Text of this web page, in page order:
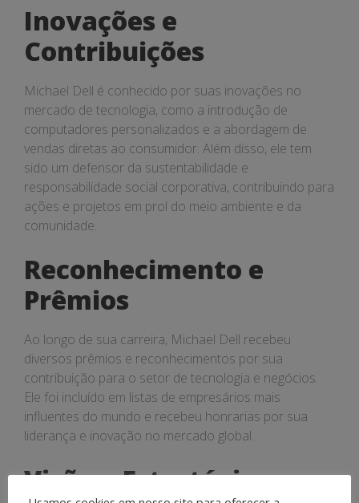
Inovações e
Contribuições
Michael Dell é conhecido por suas inovações no
mercado de tecnologia, como a introdução de
computadores personalizados e a abordagem de
vendas diretas ao consumidor. Além disso, ele tem
sido um defensor da sustentabilidade e
responsabilidade social corporativa, contribuindo para
ações e projetos em prol do meio ambiente e da
comunidade.
Reconhecimento e
Prêmios
Ao longo de sua carreira, Michael Dell recebeu
diversos prêmios e reconhecimentos por sua
contribuição para o setor de tecnologia e negócios.
Ele foi incluído em listas de empresários mais
influentes do mundo e recebeu honrarias por sua
liderança e inovação no mercado global.
Visão e Estratégia